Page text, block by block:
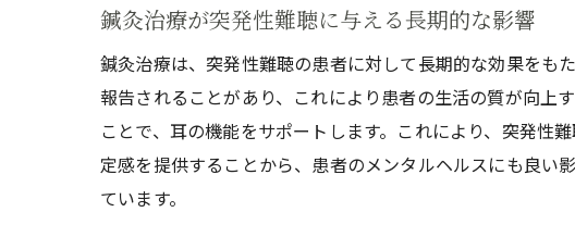
鍼灸治療が突発性難聴に与える長期的な影響
鍼灸治療は、突発性難聴の患者に対して長期的な効果をも
報告されることがあり、これにより患者の生活の質が向上
ことで、耳の機能をサポートします。これにより、突発性
定感を提供することから、患者のメンタルヘルスにも良い
ています。